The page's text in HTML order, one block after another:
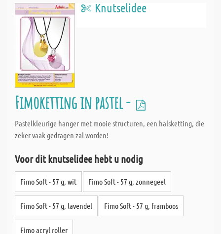
Knutselidee
Fimoketting in pastel -
Pastelkleurige hanger met mooie structuren, een halsketting, die
zeker vaak gedragen zal worden!
Voor dit knutselidee hebt u nodig
Fimo Soft - 57 g, wit Fimo Soft - 57 g, zonnegeel
Fimo Soft - 57 g, lavendel Fimo Soft - 57 g, framboos
Fimo acryl roller